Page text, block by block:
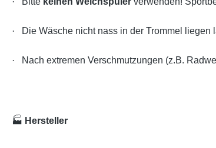
· Die Wäsche nicht nass in der Trommel liegen
· Nach extremen Verschmutzungen (z.B.
🏭 Hersteller